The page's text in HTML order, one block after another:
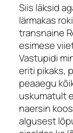
Siis läksid
lärmakas
transnaine
esimese
Vastupidi
eriti pikaks,
peaaegu
uskumatult
naersin
algusest